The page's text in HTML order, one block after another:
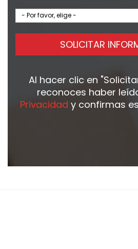
SOLICITAR
Al hacer clic en
reconoces haber
Privacidad y confirmas